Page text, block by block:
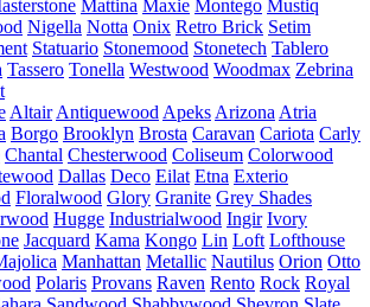
Mattina Maxie Montego Mustiq
Nigella Notta Onix Retro Brick Setim
Statuario Stonemood Stonetech Tablero
Tassero Tonella Westwood Woodmax Zebrina
Altair Antiquewood Apeks Arizona Atria
Borgo Brooklyn Brosta Caravan Cariota Carly
Chantal Chesterwood Coliseum Colorwood
Dallas Deco Eilat Etna Exterio
Floralwood Glory Granite Grey Shades
Hugge Industrialwood Ingir Ivory
Jacquard Kama Kongo Lin Loft Lofthouse
Manhattan Metallic Nautilus Orion Otto
Polaris Provans Raven Rento Rock Royal